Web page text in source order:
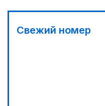
МЧС запустило
Свежий номер